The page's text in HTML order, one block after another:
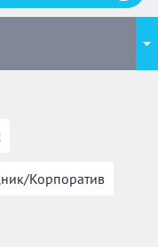
Корпоратив